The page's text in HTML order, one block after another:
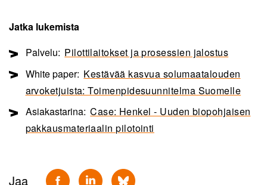
Jatka lukemista
Palvelu: Pilottilaitokset ja prosessien jalostus
White paper: Kestävää kasvua solumaatalouden
arvoketjuista: Toimenpidesuunnitelma Suomelle
Asiakastarina: Case: Henkel - Uuden biopohjaisen
pakkausmateriaalin pilotointi
Jaa